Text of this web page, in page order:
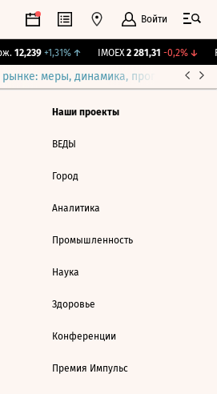
Войти
12,239 +1,31%↑ IMOEX 2 281,31 -0,2%↓
меры, динамика, прогнозы
Наши проекты
ВЕДЫ
Город
Аналитика
Промышленность
Наука
Здоровье
Конференции
Премия Импульс